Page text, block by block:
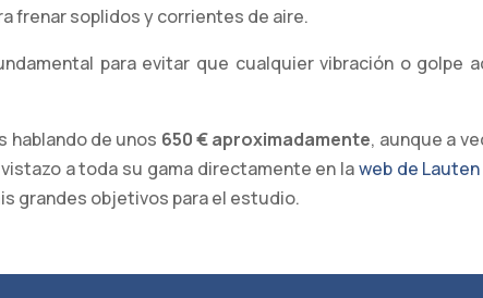
frenar soplidos y corrientes de aire.
para evitar que cualquier vibración o golpe
hablando de unos 650 € aproximadamente, aunque a
a toda su gama directamente en laweb de
grandes objetivos para el estudio.